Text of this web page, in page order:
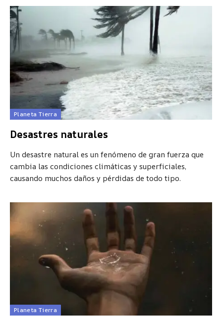
Planeta Tierra
Desastres naturales
Un desastre natural es un fenómeno de gran fuerza que
cambia las condiciones climáticas y superficiales,
causando muchos daños y pérdidas de todo tipo.
Planeta Tierra